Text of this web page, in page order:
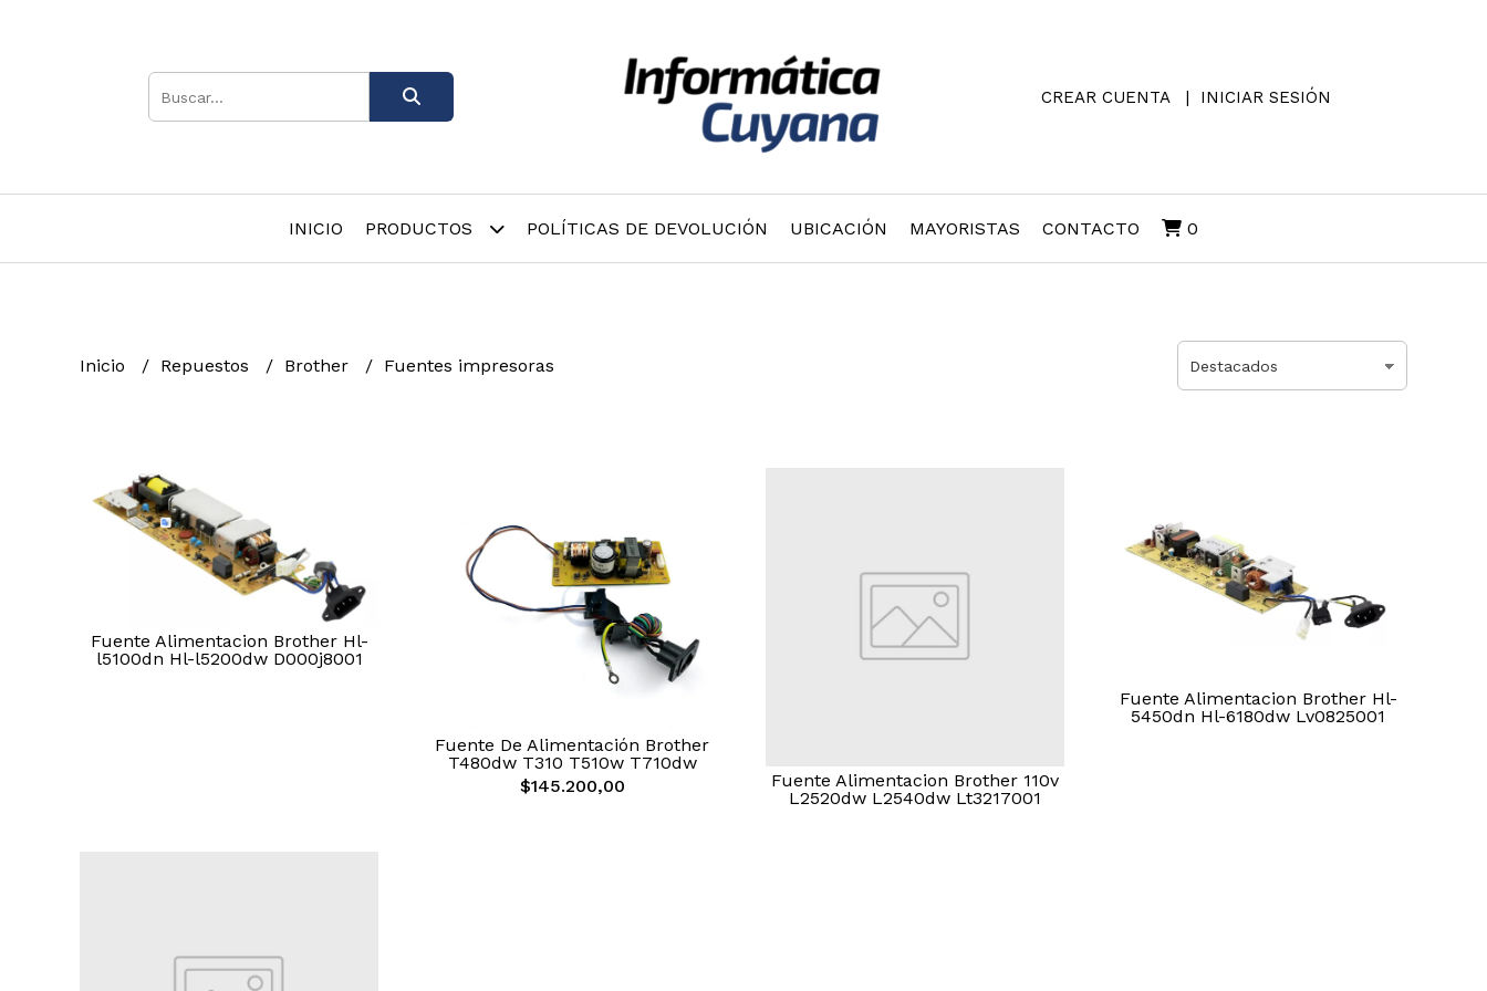
CREAR CUENTA INICIAR SESIÓN
INICIO PRODUCTOS POLÍTICAS DE DEVOLUCIÓN UBICACIÓN MAYORISTAS CONTACTO 0
Inicio Repuestos Brother Fuentes impresoras
Fuente Alimentacion Brother Hl-
l5100dn Hl-l5200dw D000j8001
Fuente De Alimentación Brother
T480dw T310 T510w T710dw
$145.200,00
Fuente Alimentacion Brother 110v
L2520dw L2540dw Lt3217001
Fuente Alimentacion Brother Hl-
5450dn Hl-6180dw Lv0825001